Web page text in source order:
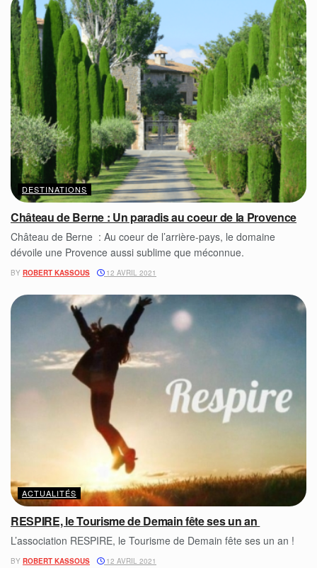
DESTINATIONS
Château de Berne : Un paradis au coeur de la Provence
Château de Berne : Au coeur de l’arrière-pays, le domaine
dévoile une Provence aussi sublime que méconnue.
BY ROBERT KASSOUS 12 AVRIL 2021
ACTUALITÉS
RESPIRE, le Tourisme de Demain fête ses un an
L’association RESPIRE, le Tourisme de Demain fête ses un an !
BY ROBERT KASSOUS 12 AVRIL 2021